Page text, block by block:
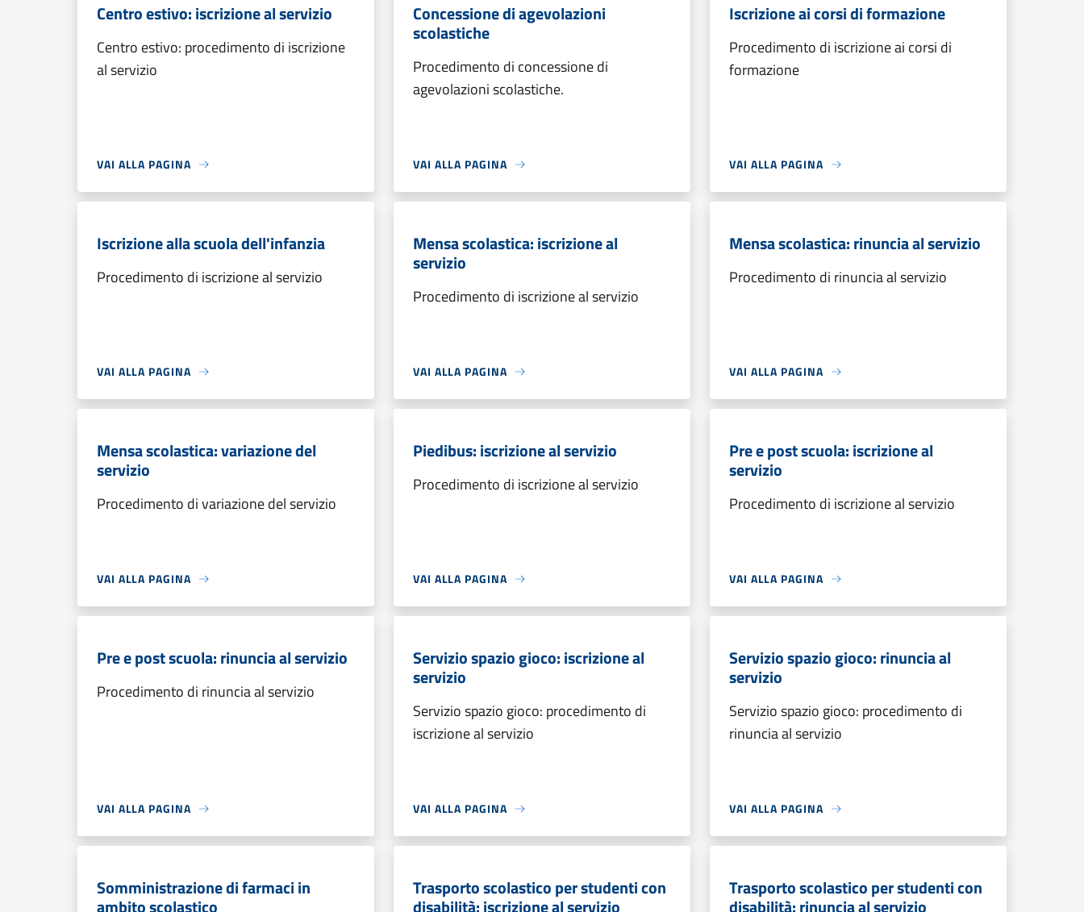
Centro estivo: iscrizione al servizio
Centro estivo: procedimento di iscrizione
al servizio
VAI ALLA PAGINA
Concessione di agevolazioni
scolastiche
Procedimento di concessione di
agevolazioni scolastiche.
VAI ALLA PAGINA
Iscrizione ai corsi di formazione
Procedimento di iscrizione ai corsi di
formazione
VAI ALLA PAGINA
Iscrizione alla scuola dell'infanzia
Procedimento di iscrizione al servizio
VAI ALLA PAGINA
Mensa scolastica: iscrizione al
servizio
Procedimento di iscrizione al servizio
VAI ALLA PAGINA
Mensa scolastica: rinuncia al servizio
Procedimento di rinuncia al servizio
VAI ALLA PAGINA
Mensa scolastica: variazione del
servizio
Procedimento di variazione del servizio
VAI ALLA PAGINA
Piedibus: iscrizione al servizio
Procedimento di iscrizione al servizio
VAI ALLA PAGINA
Pre e post scuola: iscrizione al
servizio
Procedimento di iscrizione al servizio
VAI ALLA PAGINA
Pre e post scuola: rinuncia al servizio
Procedimento di rinuncia al servizio
VAI ALLA PAGINA
Servizio spazio gioco: iscrizione al
servizio
Servizio spazio gioco: procedimento di
iscrizione al servizio
VAI ALLA PAGINA
Servizio spazio gioco: rinuncia al
servizio
Servizio spazio gioco: procedimento di
rinuncia al servizio
VAI ALLA PAGINA
Somministrazione di farmaci in
ambito scolastico
Trasporto scolastico per studenti con
disabilità: iscrizione al servizio
Trasporto scolastico per studenti con
disabilità: rinuncia al servizio